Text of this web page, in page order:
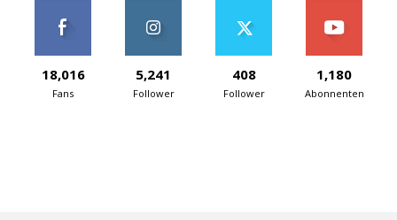
18,016
Fans
5,241
Follower
408
Follower
1,180
Abonnenten